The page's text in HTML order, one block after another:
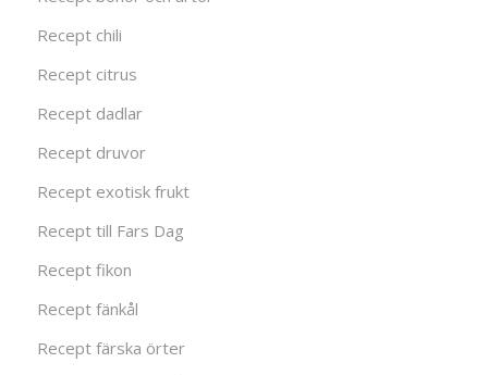
Recept chili
Recept citrus
Recept dadlar
Recept druvor
Recept exotisk frukt
Recept till Fars Dag
Recept fikon
Recept fänkål
Recept färska örter